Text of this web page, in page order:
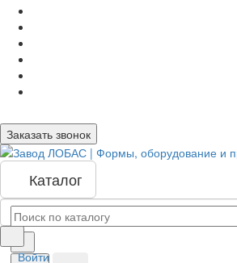
Заказать звонок
Каталог
Войти